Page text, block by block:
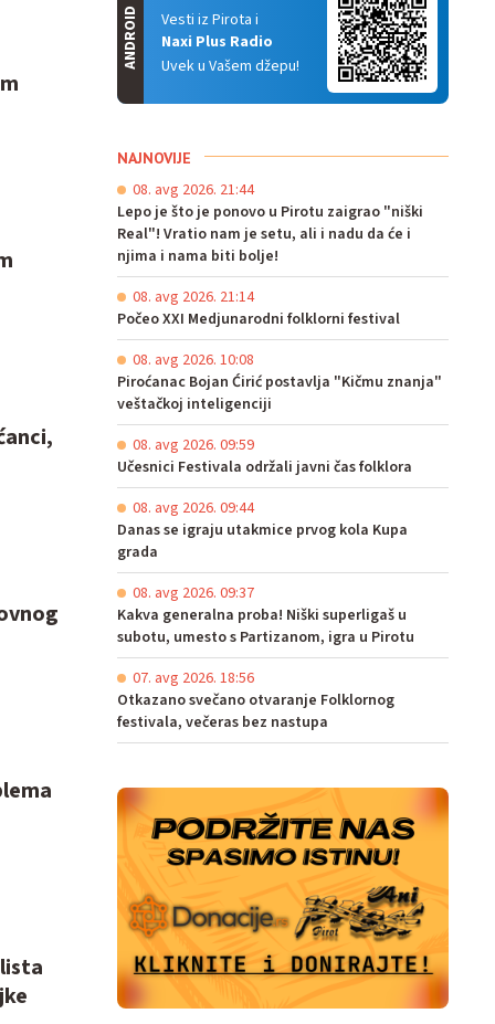
Vesti iz Pirota i
Naxi Plus Radio
Uvek u Vašem džepu!
ANDROID
NAJNOVIJE
08. avg 2026. 21:44
Lepo je što je ponovo u Pirotu zaigrao "niški
Real"! Vratio nam je setu, ali i nadu da će i
njima i nama biti bolje!
08. avg 2026. 21:14
Počeo XXI Medjunarodni folklorni festival
08. avg 2026. 10:08
Piroćanac Bojan Ćirić postavlja "Kičmu znanja"
veštačkoj inteligenciji
08. avg 2026. 09:59
Učesnici Festivala održali javni čas folklora
08. avg 2026. 09:44
Danas se igraju utakmice prvog kola Kupa
grada
08. avg 2026. 09:37
Kakva generalna proba! Niški superligaš u
subotu, umesto s Partizanom, igra u Pirotu
07. avg 2026. 18:56
Otkazano svečano otvaranje Folklornog
festivala, večeras bez nastupa